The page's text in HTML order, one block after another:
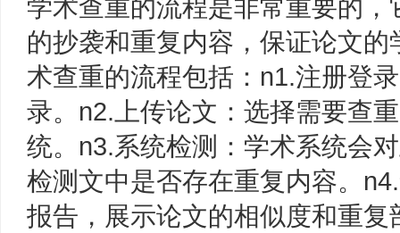
学术查重的流程是非常重要的
的抄袭和重复内容，保证论文
术查重的流程包括：n1.注册登
录。n2.上传论文：选择需要查
统。n3.系统检测：学术系统会
检测文中是否存在重复内容。
报告，展示论文的相似度和重